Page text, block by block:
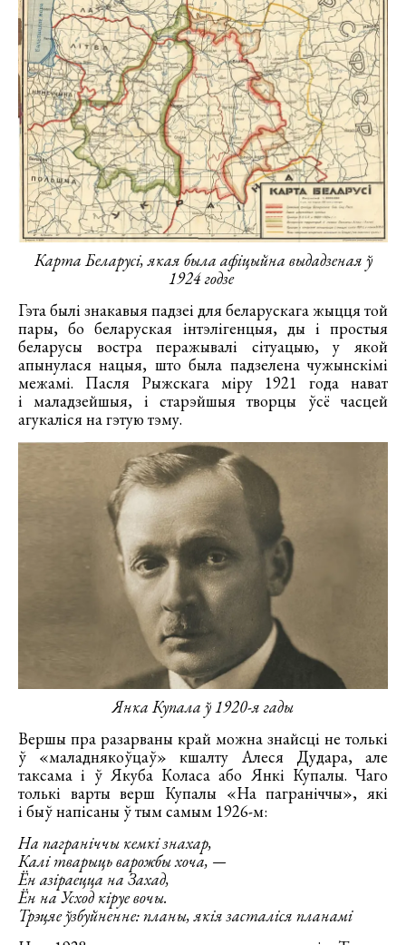
Карта Беларусі, якая была афіцыйна выдадзеная ў
1924 годзе
Гэта былі знакавыя падзеі для беларускага жыцця той
пары, бо беларуская інтэлігенцыя, ды і простыя
беларусы востра перажывалі сітуацыю, у якой
апынулася нацыя, што была падзелена чужынскімі
межамі. Пасля Рыжскага міру 1921 года нават
і маладзейшыя, і старэйшыя творцы ўсё часцей
агукаліся на гэтую тэму.
Янка Купала ў 1920-я гады
Вершы пра разарваны край можна знайсці не толькі
ў «маладнякоўцаў» кшалту Алеся Дудара, але
таксама і ў Якуба Коласа або Янкі Купалы. Чаго
толькі варты верш Купалы «На паграніччы», які
і быў напісаны ў тым самым 1926-м:
На паграніччы кемкі знахар,
Калі тварыць варожбы хоча, —
Ён азіраецца на Захад,
Ён на Усход кіруе вочы.
Трэцяе ўзбуйненне: планы, якія засталіся планамі